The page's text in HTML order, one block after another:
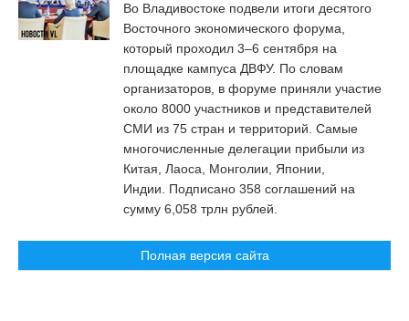
Во Владивостоке подвели итоги десятого
Восточного экономического форума,
который проходил 3–6 сентября на
площадке кампуса ДВФУ. По словам
организаторов, в форуме приняли участие
около 8000 участников и представителей
СМИ из 75 стран и территорий. Самые
многочисленные делегации прибыли из
Китая, Лаоса, Монголии, Японии,
Индии. Подписано 358 соглашений на
сумму 6,058 трлн рублей.
Полная версия сайта